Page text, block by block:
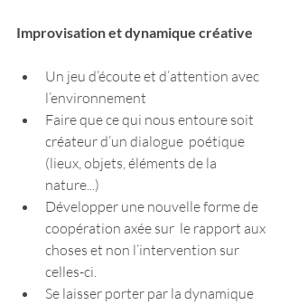
Improvisation et dynamique créative
Un jeu d’écoute et d’attention avec
l’environnement
Faire que ce qui nous entoure soit
créateur d’un dialogue  poétique
(lieux, objets, éléments de la
nature...)
Développer une nouvelle forme de
coopération axée sur  le rapport aux
choses et non l’intervention sur
celles-ci.
Se laisser porter par la dynamique